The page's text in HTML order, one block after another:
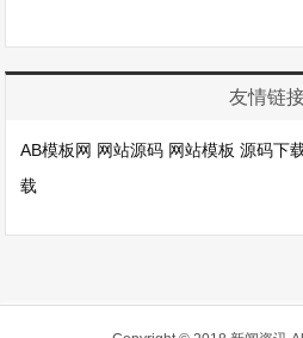
友情链
AB模板网 网站源码 网站模板 源码下
载